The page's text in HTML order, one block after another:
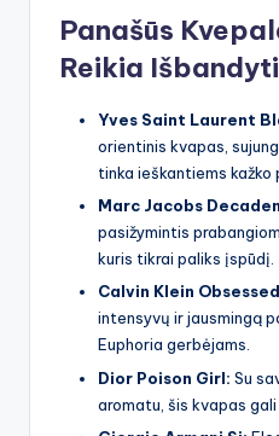
Panašūs
Reikia Išbandyti
Yves Saint Laurent
orientinis kvapas,
tinka ieškantiems kažko
Marc Jacobs
pasižymintis
kuris tikrai paliks įspūdį.
Calvin Klein
intensyvų ir jausmingą
Euphoria gerbėjams.
Dior Poison Girl: Su
aromatu, šis kvapas